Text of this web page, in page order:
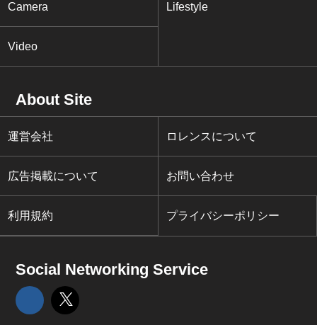
Camera Lifestyle
Video
About Site
運営会社 ロレンスについて
広告掲載について お問い合わせ
利用規約 プライバシーポリシー
Social Networking Service